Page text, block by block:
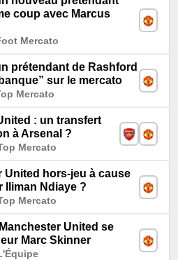
coup avec Marcus
Mercato
prétendant de Rashford
sur le mercato
Mercato
: un transfert
à Arsenal ?
Mercato
United hors-jeu à cause
Iliman Ndiaye ?
Mercato
United se
Marc Skinner